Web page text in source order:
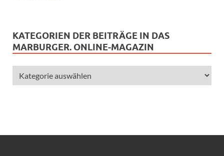
KATEGORIEN DER BEITRÄGE IN DAS
MARBURGER. ONLINE-MAGAZIN